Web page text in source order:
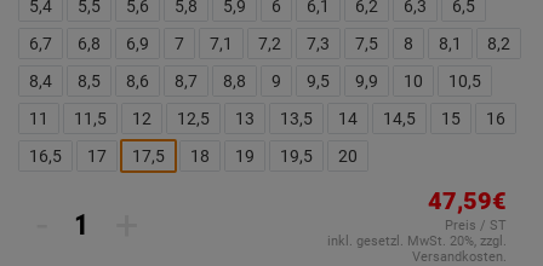
5,4
5,5 5,6 5,8 5,9 6 6,1 6,2 6,3
6,5
6,7
6,8 6,9 7 7,1 7,2 7,3 7,5 8 8,1
8,2
8,4
8,5 8,6 8,7 8,8 9 9,5 9,9 10
10,5
11
11,5 12 12,5 13 13,5 14 14,5 15
16
16,5
17 17,5 18 19 19,5 20
47,59€
Preis / ST
inkl. gesetzl. MwSt. 20%, zzgl.
Versandkosten.